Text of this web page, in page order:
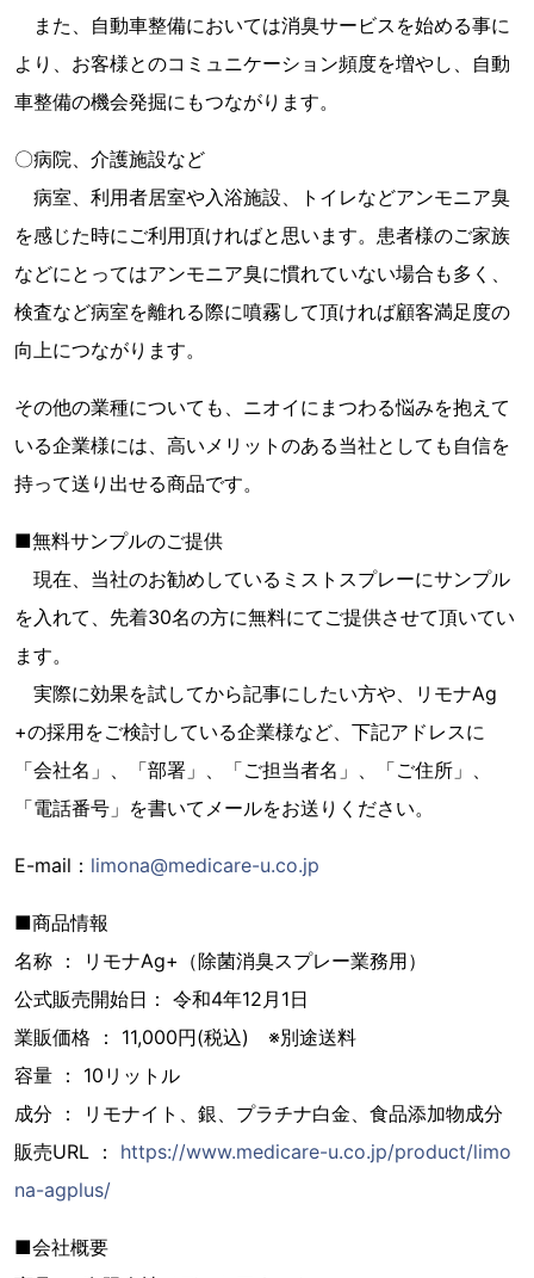
また、自動車整備においては消臭サービスを始める事に
より、お客様とのコミュニケーション頻度を増やし、自動
車整備の機会発掘にもつながります。
〇病院、介護施設など
病室、利用者居室や入浴施設、トイレなどアンモニア臭
を感じた時にご利用頂ければと思います。患者様のご家族
などにとってはアンモニア臭に慣れていない場合も多く、
検査など病室を離れる際に噴霧して頂ければ顧客満足度の
向上につながります。
その他の業種についても、ニオイにまつわる悩みを抱えて
いる企業様には、高いメリットのある当社としても自信を
持って送り出せる商品です。
■無料サンプルのご提供
現在、当社のお勧めしているミストスプレーにサンプル
を入れて、先着30名の方に無料にてご提供させて頂いてい
ます。
実際に効果を試してから記事にしたい方や、リモナAg
+の採用をご検討している企業様など、下記アドレスに
「会社名」、「部署」、「ご担当者名」、「ご住所」、
「電話番号」を書いてメールをお送りください。
E-mail： limona@medicare-u.co.jp
■商品情報
名称 ： リモナAg+（除菌消臭スプレー業務用）
公式販売開始日： 令和4年12月1日
業販価格 ： 11,000円(税込) ※別途送料
容量 ： 10リットル
成分 ： リモナイト、銀、プラチナ白金、食品添加物成分
販売URL ： https://www.medicare-u.co.jp/product/limo
na-agplus/
■会社概要